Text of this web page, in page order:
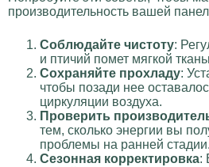
производительность вашей
Соблюдайте чистоту:
и птичий помет мягкой
Сохраняйте прохладу:
чтобы позади нее
циркуляции воздуха.
Проверить
тем, сколько энергии вы
проблемы на ранней стадии.
Сезонная корректировка: